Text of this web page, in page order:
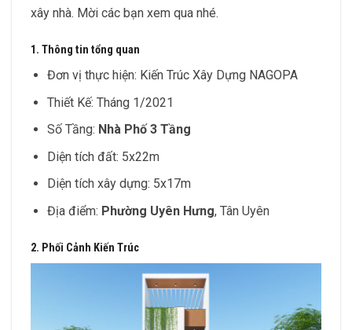
xây nhà. Mời các bạn xem qua nhé.
1. Thông tin tổng quan
Đơn vị thực hiện: Kiến Trúc Xây Dựng NAGOPA
Thiết Kế: Tháng 1/2021
Số Tầng: Nhà Phố 3 Tầng
Diện tích đất: 5x22m
Diện tích xây dựng: 5x17m
Địa điểm: Phường Uyên Hưng, Tân Uyên
2. Phối Cảnh Kiến Trúc